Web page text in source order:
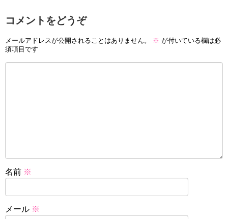
コメントをどうぞ
メールアドレスが公開されることはありません。 ※ が付いている欄は必
須項目です
名前 ※
メール ※